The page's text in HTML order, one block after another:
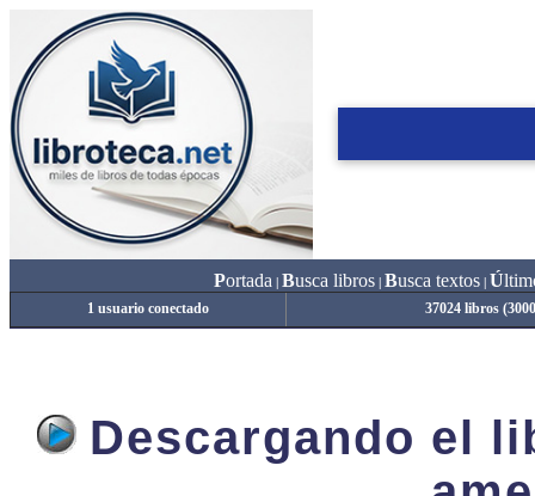
Portada Busca libros| Busca textos| Ú
1 usuario conectado 37024 libros
Descargando el